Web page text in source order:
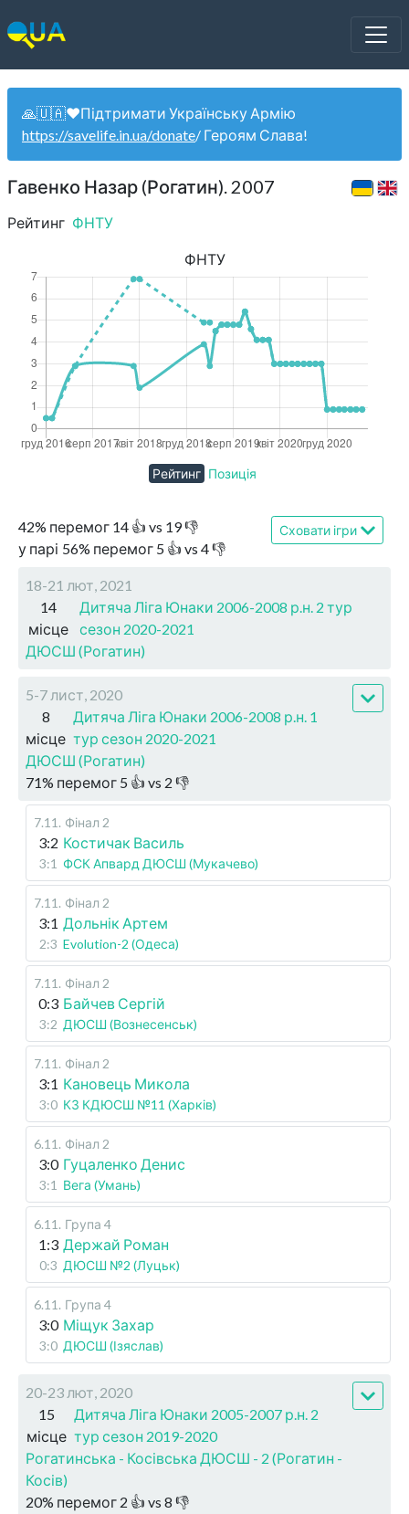
🙏🇺🇦❤️Підтримати Українську Армію
https://savelife.in.ua/donate/ Героям Слава!
Гавенко Назар (Рогатин). 2007
Рейтинг ФНТУ
42% перемог 14 👍 vs 19👎
у парі 56% перемог 5 👍 vs 4👎
Сховати ігри
18-21 лют, 2021
14
місце
Дитяча Ліга Юнаки 2006-2008 р.н. 2 тур
сезон 2020-2021
ДЮСШ (Рогатин)
5-7 лист, 2020
8
місце
Дитяча Ліга Юнаки 2006-2008 р.н. 1
тур сезон 2020-2021
ДЮСШ (Рогатин)
71% перемог 5 👍 vs 2 👎
7.11 . Фінал 2
3:2 Костичак Василь
3:1 ФСК Апвард ДЮСШ (Мукачево)
7.11 . Фінал 2
3:1 Дольнік Артем
2:3 Evolution-2 (Одеса)
7.11 . Фінал 2
0:3 Байчев Сергій
3:2 ДЮСШ (Вознесенськ)
7.11 . Фінал 2
3:1 Кановець Микола
3:0 КЗ КДЮСШ №11 (Харків)
6.11 . Фінал 2
3:0 Гуцаленко Денис
3:1 Вега (Умань)
6.11 . Група 4
1:3 Держай Роман
0:3 ДЮСШ №2 (Луцьк)
6.11 . Група 4
3:0 Міщук Захар
3:0 ДЮСШ (Ізяслав)
20-23 лют, 2020
15
місце
Дитяча Ліга Юнаки 2005-2007 р.н. 2
тур сезон 2019-2020
Рогатинська - Косівська ДЮСШ - 2 (Рогатин -
Косів)
20% перемог 2 👍 vs 8 👎
ФНТУ
Рейтинг Позиція